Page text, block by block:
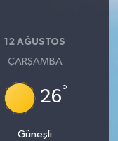
12 AĞUSTOS
ÇARŞAMBA
26°
Güneşli